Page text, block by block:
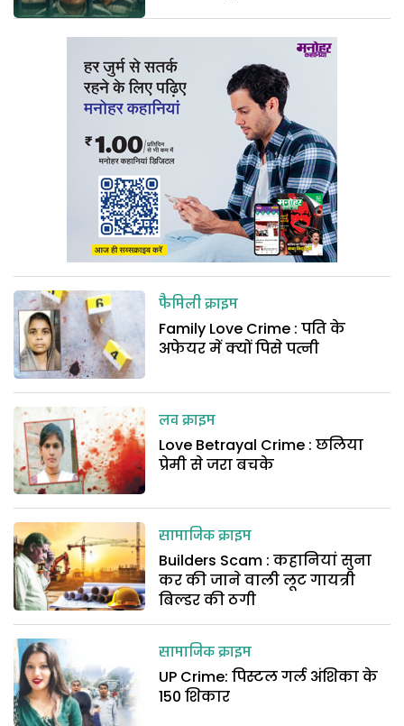
फैमिली क्राइम
Family Love Crime : पति के
अफेयर में क्यों पिसे पत्नी
लव क्राइम
Love Betrayal Crime : छलिया
प्रेमी से जरा बचके
सामाजिक क्राइम
Builders Scam : कहानियां सुना
कर की जाने वाली लूट गायत्री
बिल्डर की ठगी
सामाजिक क्राइम
UP Crime: पिस्टल गर्ल अंशिका के
150 शिकार